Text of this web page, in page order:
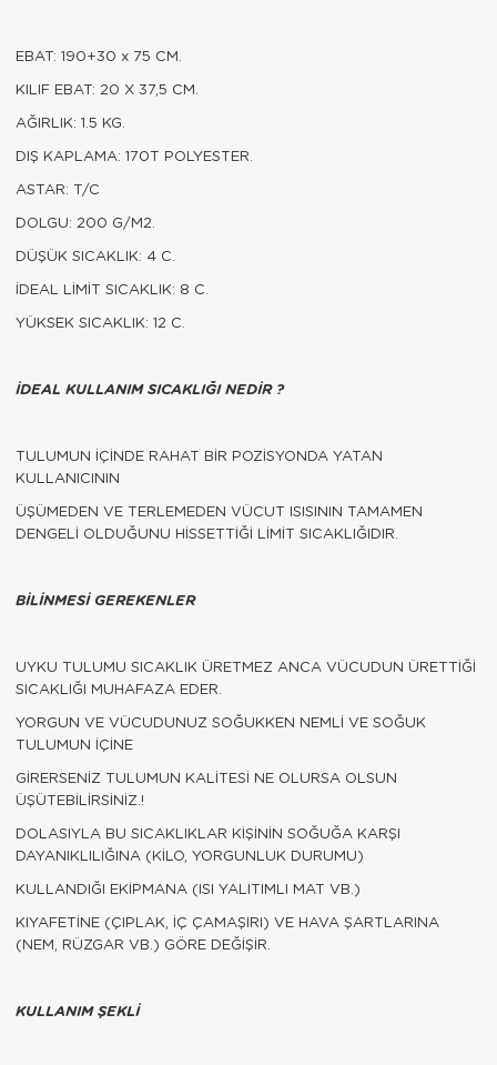
EBAT: 190+30 x 75 CM.
KILIF EBAT: 20 X 37,5 CM.
AĞIRLIK: 1.5 KG.
DIŞ KAPLAMA: 170T POLYESTER.
ASTAR: T/C
DOLGU: 200 G/M2.
DÜŞÜK SICAKLIK: 4 C.
İDEAL LİMİT SICAKLIK: 8 C.
YÜKSEK SICAKLIK: 12 C.
İDEAL KULLANIM SICAKLIĞI NEDİR ?
TULUMUN İÇİNDE RAHAT BİR POZİSYONDA YATAN
KULLANICININ
ÜŞÜMEDEN VE TERLEMEDEN VÜCUT ISISININ TAMAMEN
DENGELİ OLDUĞUNU HİSSETTİĞİ LİMİT SICAKLIĞIDIR.
BİLİNMESİ GEREKENLER
UYKU TULUMU SICAKLIK ÜRETMEZ ANCA VÜCUDUN ÜRETTİĞİ
SICAKLIĞI MUHAFAZA EDER.
YORGUN VE VÜCUDUNUZ SOĞUKKEN NEMLİ VE SOĞUK
TULUMUN İÇİNE
GİRERSENİZ TULUMUN KALİTESİ NE OLURSA OLSUN
ÜŞÜTEBİLİRSİNİZ.!
DOLASIYLA BU SICAKLIKLAR KİŞİNİN SOĞUĞA KARŞI
DAYANIKLILIĞINA (KİLO, YORGUNLUK DURUMU)
KULLANDIĞI EKİPMANA (ISI YALITIMLI MAT VB.)
KIYAFETİNE (ÇIPLAK, İÇ ÇAMAŞIRI) VE HAVA ŞARTLARINA
(NEM, RÜZGAR VB.) GÖRE DEĞİŞİR.
KULLANIM ŞEKLİ